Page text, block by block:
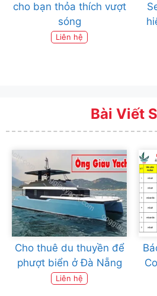
cho bạn thỏa thích vượt
sóng
Liên hệ
Bài Viết
Cho thuê du thuyền để
phượt biển ở Đà Nẵng
Liên hệ